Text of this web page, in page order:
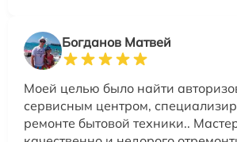
Богданов Матвей
Моей целью было найти
сервисным центром,
ремонте бытовой техники..